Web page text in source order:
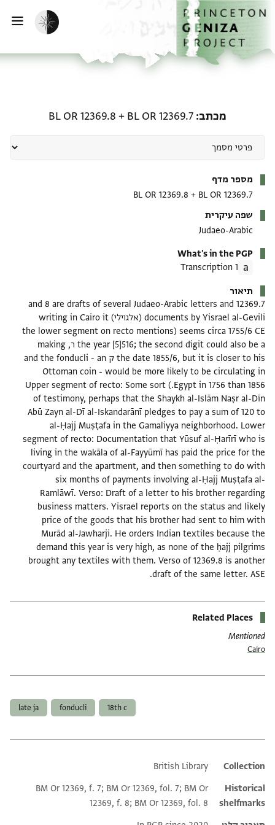
דילוג לתוכן
דף הבית
הפעלת מצב כהה
מכתב BL OR 12369.7
+
BL OR 12369.8
מספר מדף
BL OR 12369.7
+
BL OR 12369.8
שפה עיקרית
Judaeo-Arabic
What's in the PGP
1 Transcription
תיאור
12369.7 and 8 are drafts of several Judaeo-Arabic letters and
documents by Yisrael al-Gevili (אלגוילי) writing in Cairo it
seems circa 1755/6 CE (the lower segment on recto mentions
the year [5]516; the second digit could also be a ר, making
the date 1855/6, but it is closer to his ק and the fonducli - an
Ottoman coin - would be more likely to be circulating in
Egypt in 1756 than 1856.)
Upper segment of recto: Some sort
of testimony, perhaps that the Shaykh al-Islām Naṣr al-Dīn
Abū Zayn al-Dī al-Iskandarānī pledges to pay a sum of 120 to
al-Ḥajj Muṣṭafa in the Gamaliyya neighborhood. Lower
segment of recto: Documentation that Yūsuf al-Ḥarīrī who is
living in the wakāla of al-Fayyūmī has paid the price for the
courtyard and the apartment, and then something to do with
six months of payments involving al-Ḥajj Muṣṭafa al-
Ramlāwī. Verso: Draft of a letter to his brother regarding
business matters. Yisrael reports on the status and likely
price of the goods that his brother had sent to him with
Murād al-Jawharji. He orders Indian textiles because the
demand this year is very high, as none of the ḥajj pilgrims
brought any textiles with them. Verso of 12369.8 is another
draft of the same letter. ASE.
Related Places
Mentioned
Cairo
18th c
fonducli
late ja
Additional metadata
Collection
British Library
Historical
shelfmarks
BM Or 12369, f. 7; BM Or 12369, fol. 7; BM Or
12369, f. 8; BM Or 12369, fol. 8